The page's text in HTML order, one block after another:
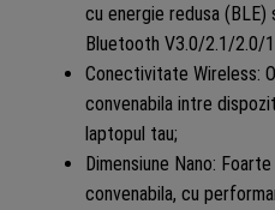
cu energie redusa
Bluetooth V3.0/2.1/2.0/
Conectivitate Wireless:
convenabila intre
laptopul tau;
Dimensiune Nano:
convenabila, cu